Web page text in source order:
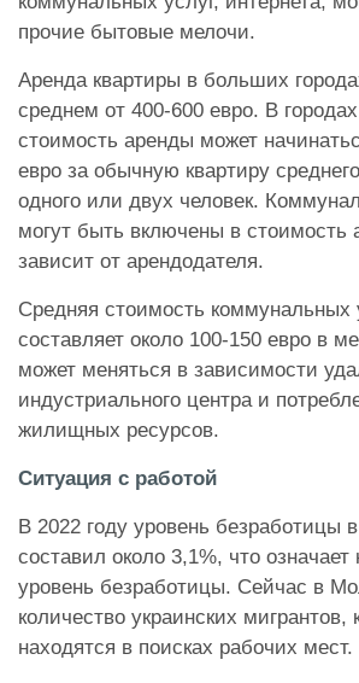
прочие бытовые мелочи.
Аренда квартиры в больших
среднем от 400-600 евро. В
стоимость аренды может
евро за обычную квартиру
одного или двух человек.
могут быть включены в стоимость
зависит от арендодателя.
Средняя стоимость коммунальных
составляет около 100-150 евро в
может меняться в зависимости
индустриального центра и
жилищных ресурсов.
Ситуация с работой
В 2022 году уровень безработицы
составил около 3,1%, что означает
уровень безработицы. Сейчас в
количество украинских мигрантов,
находятся в поисках рабочих мест.